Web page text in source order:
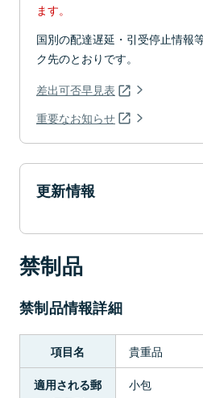
ます。
国別の配達遅延・引受停止情報
ク先のとおりです。
差出可否早見表
重要なお知らせ
更新情報
禁制品
禁制品情報詳細
項目名 貴重品
適用される郵
小包